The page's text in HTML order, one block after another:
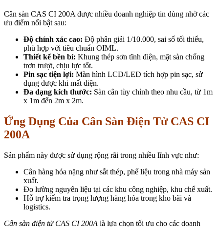
Cân sàn CAS CI 200A được nhiều doanh nghiệp tin dùng nhờ các
ưu điểm nổi bật sau:
Độ chính xác cao: Độ phân giải 1/10.000, sai số tối thiểu,
phù hợp với tiêu chuẩn OIML.
Thiết kế bền bỉ: Khung thép sơn tĩnh điện, mặt sàn chống
trơn trượt, chịu lực tốt.
Pin sạc tiện lợi: Màn hình LCD/LED tích hợp pin sạc, sử
dụng được khi mất điện.
Đa dạng kích thước: Sàn cân tùy chỉnh theo nhu cầu, từ 1m
x 1m đến 2m x 2m.
Ứng Dụng Của Cân Sàn Điện Tử CAS CI
200A
Sản phẩm này được sử dụng rộng rãi trong nhiều lĩnh vực như:
Cân hàng hóa nặng như sắt thép, phế liệu trong nhà máy sản
xuất.
Đo lường nguyên liệu tại các khu công nghiệp, khu chế xuất.
Hỗ trợ kiểm tra trọng lượng hàng hóa trong kho bãi và
logistics.
Cân sàn điện tử CAS CI 200A là lựa chọn tối ưu cho các doanh